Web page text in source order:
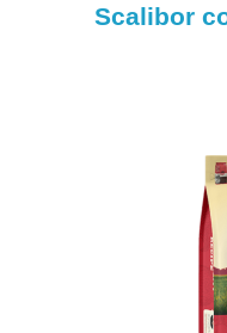
Scalibor